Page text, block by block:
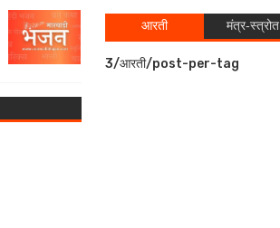
आरती मंत्र-स्त्रोत
3/आरती/post-per-tag